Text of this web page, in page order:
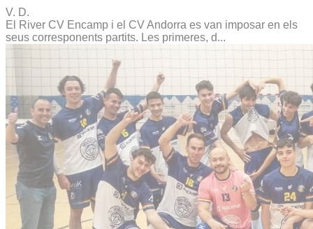
V. D.
El River CV Encamp i el CV Andorra es van imposar en els
seus corresponents partits. Les primeres, d...